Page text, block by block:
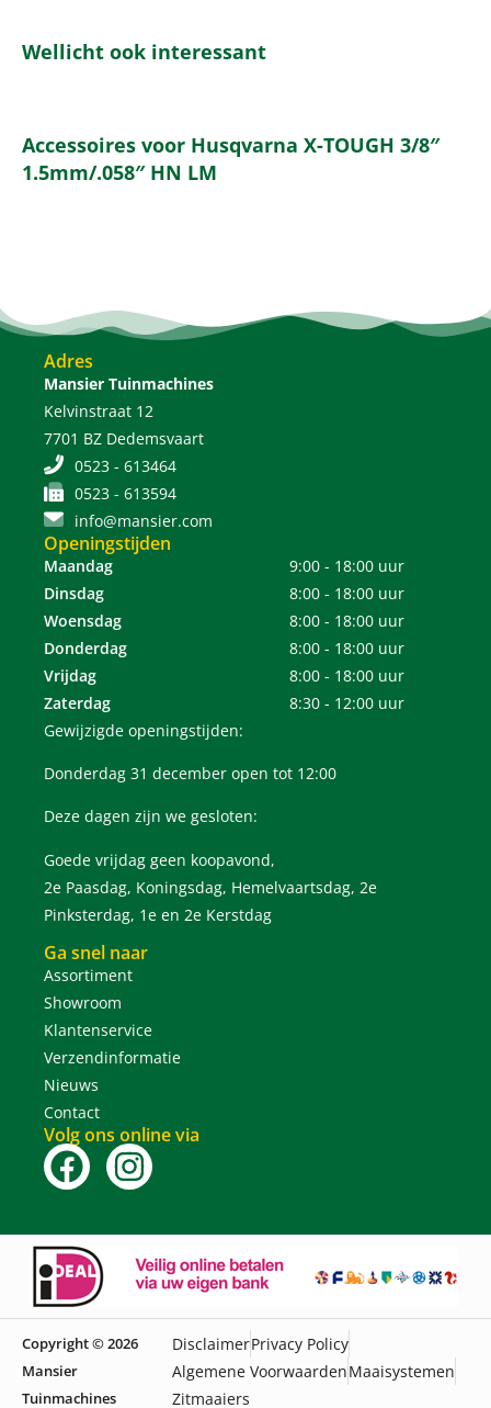
Wellicht ook interessant
Accessoires voor Husqvarna X-TOUGH 3/8″
1.5mm/.058″ HN LM
Adres
Mansier Tuinmachines
Kelvinstraat 12
7701 BZ Dedemsvaart
0523 - 613464
0523 - 613594
info@mansier.com
Openingstijden
Maandag
9:00 - 18:00 uur
Dinsdag
8:00 - 18:00 uur
Woensdag
8:00 - 18:00 uur
Donderdag
8:00 - 18:00 uur
Vrijdag
8:00 - 18:00 uur
Zaterdag
8:30 - 12:00 uur
Gewijzigde openingstijden:
Donderdag 31 december open tot 12:00
Deze dagen zijn we gesloten:
Goede vrijdag geen koopavond,
2e Paasdag, Koningsdag, Hemelvaartsdag, 2e
Pinksterdag, 1e en 2e Kerstdag
Ga snel naar
Assortiment
Showroom
Klantenservice
Verzendinformatie
Nieuws
Contact
Volg ons online via
Copyright © 2026
Mansier
Tuinmachines
DisclaimerPrivacy Policy
Algemene VoorwaardenMaaisystemen
Zitmaaiers